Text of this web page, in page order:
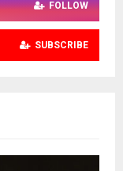
FOLLOW
SUBSCRIBE